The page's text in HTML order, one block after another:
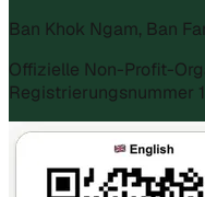
Ban Khok Ngam, Ban
Offizielle Non-Profit-
Registrierungsnummer